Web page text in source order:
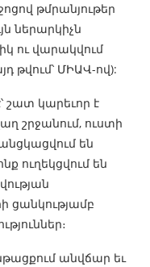
թմրանյութեր
ներարկիչն
ու վարակվում
թվում՝ ՄԻԱՎ-ով):
շատ կարեւոր է
շրջանում, ուստի
են
ուղեկցվում են
ցանկությամբ
անվճար եւ